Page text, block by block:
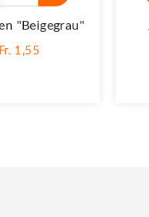
"beigegrau"
Fr. 1,55